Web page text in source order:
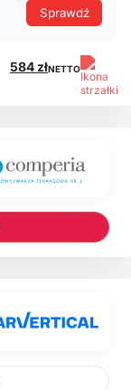
Sprawdź
584 złNETTO